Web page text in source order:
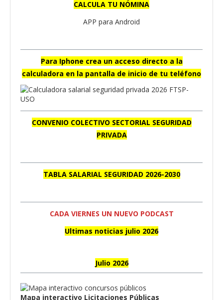
CALCULA TU NÓMINA
APP para Android
Para Iphone crea un acceso directo a la
calculadora en la pantalla de inicio de tu teléfono
CONVENIO COLECTIVO SECTORIAL SEGURIDAD
PRIVADA
TABLA SALARIAL SEGURIDAD 2026-2030
CADA VIERNES UN NUEVO PODCAST
Ultimas noticias julio 2026
Julio 2026
Mapa interactivo Licitaciones Públicas